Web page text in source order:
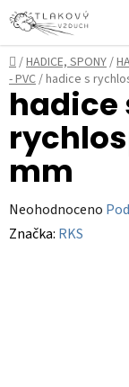
Přejít
na
obsah
Domů
/HADICE, SPONY/
- PVC/hadice s
hadice
mm
Průměrné
hodnocení
Neohodnoceno
Značka: RKS